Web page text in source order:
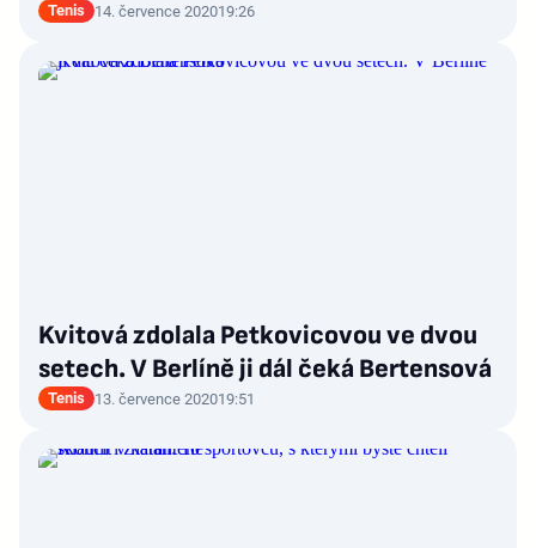
Tenis 14. července 202019:26
Kvitová zdolala Petkovicovou ve dvou
setech. V Berlíně ji dál čeká Bertensová
Tenis 13. července 202019:51